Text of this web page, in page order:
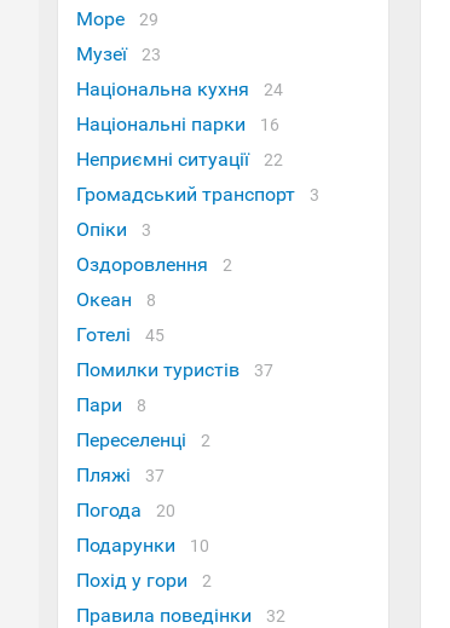
Море 29
Музеї 23
Національна кухня 24
Національні парки 16
Неприємні ситуації 22
Громадський транспорт 3
Опіки 3
Оздоровлення 2
Океан 8
Готелі 45
Помилки туристів 37
Пари 8
Переселенці 2
Пляжі 37
Погода 20
Подарунки 10
Похід у гори 2
Правила поведінки 32